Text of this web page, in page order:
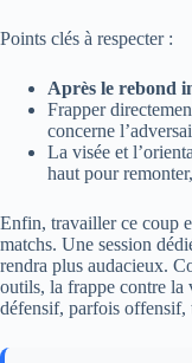
Points clés à respecter :
Après le rebond
Frapper
concerne
La visée et
haut pour
Enfin, travailler ce coup
matchs. Une session
rendra plus audacieux.
outils, la frappe contre la
défensif, parfois offensif,